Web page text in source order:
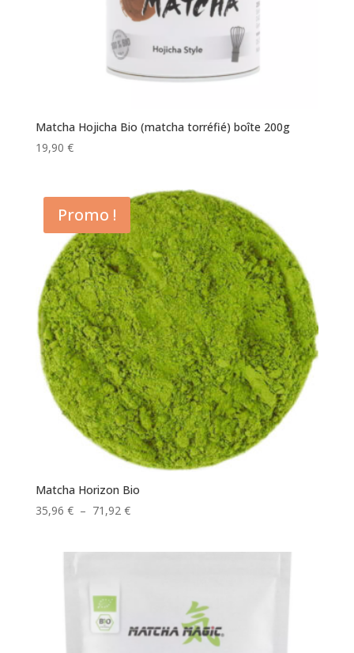
Matcha Hojicha Bio (matcha torréfié) boîte 200g
19,90 €
Promo !
Matcha Horizon Bio
35,96 € – 71,92 €Plage